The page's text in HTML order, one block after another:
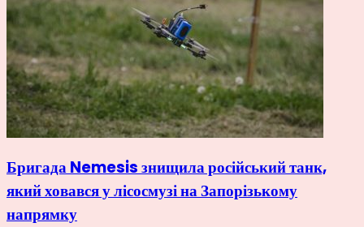
Бригада Nemesis знищила російський танк,
який ховався у лісосмузі на Запорізькому
напрямку